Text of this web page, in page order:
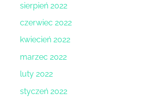
sierpień 2022
czerwiec 2022
kwiecień 2022
marzec 2022
luty 2022
styczeń 2022